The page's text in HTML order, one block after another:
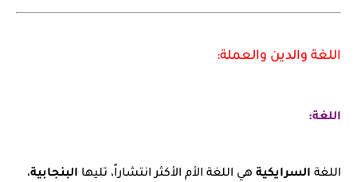
اللغة والدين والعملة:
اللغة:
اللغة السرايكية هي اللغة الأم الأكثر انتشاراً، تليها البنجابية،